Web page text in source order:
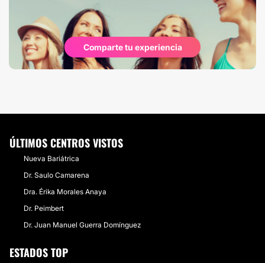
Comparte tu experiencia
ÚLTIMOS CENTROS VISTOS
Nueva Bariátrica
Dr. Saulo Camarena
Dra. Érika Morales Anaya
Dr. Peimbert
Dr. Juan Manuel Guerra Domínguez
ESTADOS TOP